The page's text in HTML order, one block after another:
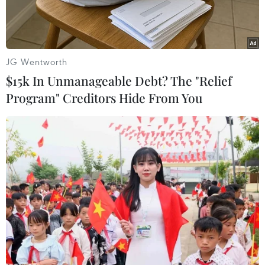
trong vòng một tháng nữa.
Máy bay chiến đấu Rafael của Pháp. (Nguồn: focusnews)
Hãng thông tấn PTI ngày 27/9 dẫn các nguồn tin
quốc phòng cho biết tiến trình thương lượng về
JG Wentworth
$15k In Unmanageable Debt? The "Relief
Program" Creditors Hide From You